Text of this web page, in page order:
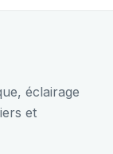
éclairage
et